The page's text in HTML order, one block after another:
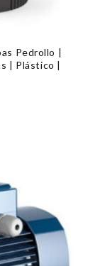
Pedrollo |
| Plástico |